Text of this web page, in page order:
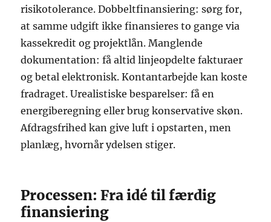
risikotolerance. Dobbeltfinansiering: sørg for,
at samme udgift ikke finansieres to gange via
kassekredit og projektlån. Manglende
dokumentation: få altid linjeopdelte fakturaer
og betal elektronisk. Kontantarbejde kan koste
fradraget. Urealistiske besparelser: få en
energiberegning eller brug konservative skøn.
Afdragsfrihed kan give luft i opstarten, men
planlæg, hvornår ydelsen stiger.
Processen: Fra idé til færdig
finansiering